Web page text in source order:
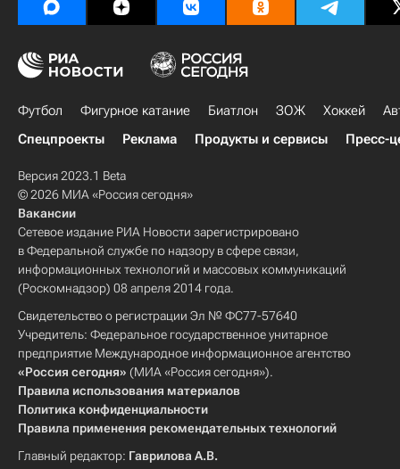
Футбол Фигурное катание Биатлон ЗОЖ Хоккей
Спецпроекты
Реклама Продукты и сервисы Пресс-
Версия 2023.1 Beta
© 2026 МИА «Россия сегодня»
Вакансии
Сетевое издание РИА Новости зарегистрировано
в Федеральной службе по надзору в сфере связи,
информационных технологий и массовых коммуникаций
(Роскомнадзор) 08 апреля 2014 года.
Свидетельство о регистрации Эл № ФС77-57640
Учредитель: Федеральное государственное унитарное
предприятие Международное информационное агентство
«Россия сегодня» (МИА «Россия сегодня»).
Правила использования материалов
Политика конфиденциальности
Правила применения рекомендательных технологий
Главный редактор: Гаврилова А.В.